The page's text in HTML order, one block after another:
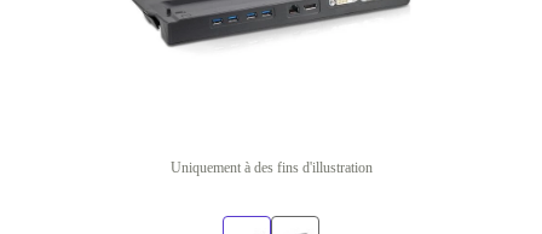
Uniquement à des fins d'illustration